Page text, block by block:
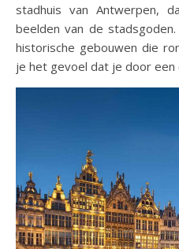
stadhuis van Antwerpen,
beelden van de
historische gebouwen die
je het gevoel dat je door een